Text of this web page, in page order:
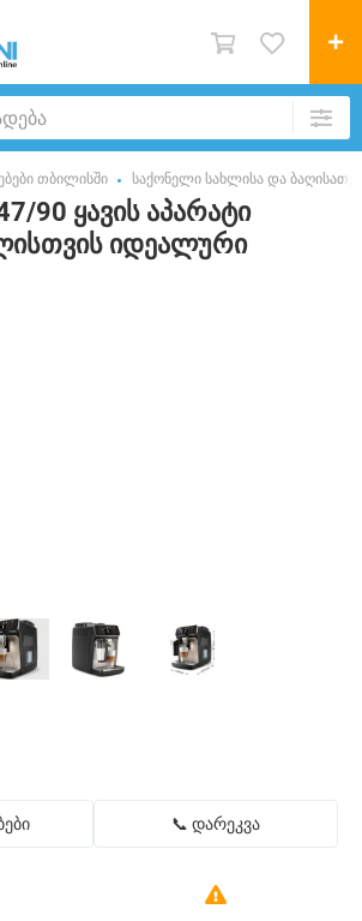
თბილისში საქონელი სახლისა და
90 ყავის აპარატი
იდეალური
📞 დარეკვა